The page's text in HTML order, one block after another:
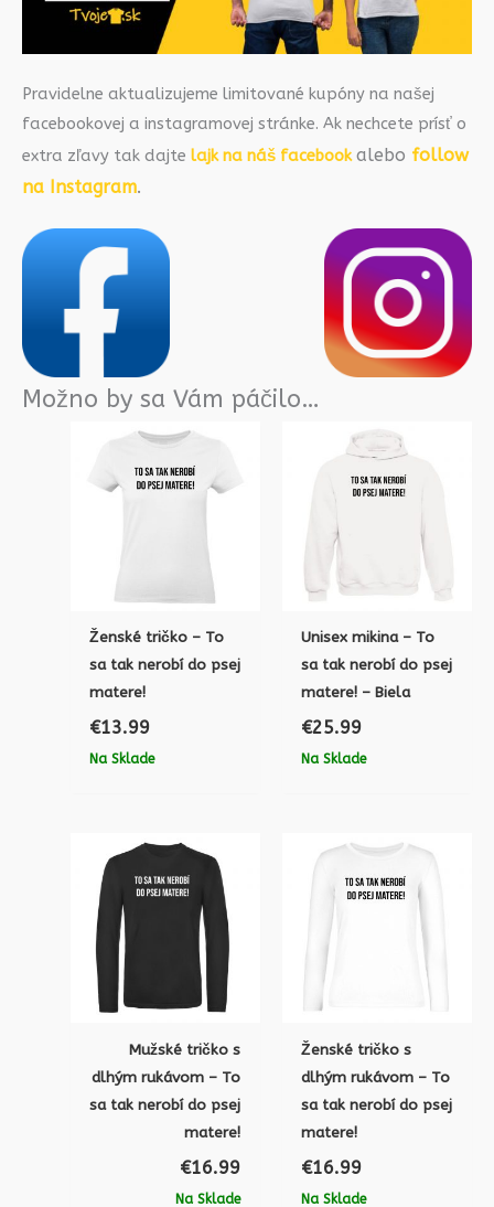
Pravidelne aktualizujeme limitované kupóny na našej
facebookovej a instagramovej stránke. Ak nechcete prísť o
extra zľavy tak dajte lajk na náš facebookalebo follow
na Instagram.
Možno by sa Vám páčilo…
Ženské tričko – To
sa tak nerobí do psej
matere!
€13.99
Na Sklade
Unisex mikina – To
sa tak nerobí do psej
matere! – Biela
€25.99
Na Sklade
Mužské tričko s
dlhým rukávom – To
sa tak nerobí do psej
matere!
€16.99
Na Sklade
Ženské tričko s
dlhým rukávom – To
sa tak nerobí do psej
matere!
€16.99
Na Sklade